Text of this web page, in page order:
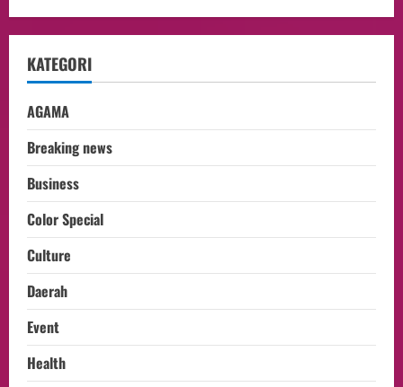
KATEGORI
AGAMA
Breaking news
Business
Color Special
Culture
Daerah
Event
Health